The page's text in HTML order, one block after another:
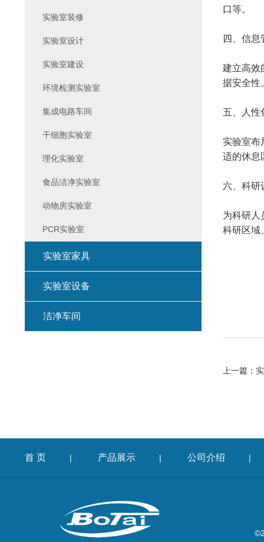
口等。
四、信息
建立高效
据安全性
五、人性
实验室布
适的休息
六、科研
为科研人
科研区域
上一篇：
实验室装修
实验室设计
实验室建设
环境检测实验室
集成电路车间
干细胞实验室
理化实验室
食品洁净实验室
动物房实验室
PCR实验室
实验室家具
实验室设备
洁净车间
首 页 | 产品展示 | 公司介绍 |